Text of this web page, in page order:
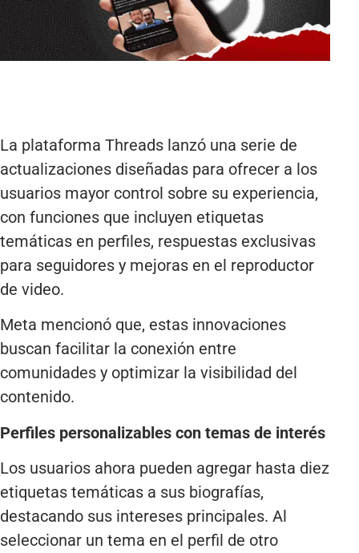
La plataforma Threads lanzó una serie de
actualizaciones diseñadas para ofrecer a los
usuarios mayor control sobre su experiencia,
con funciones que incluyen etiquetas
temáticas en perfiles, respuestas exclusivas
para seguidores y mejoras en el reproductor
de video.
Meta mencionó que, estas innovaciones
buscan facilitar la conexión entre
comunidades y optimizar la visibilidad del
contenido.
Perfiles personalizables con temas de interés
Los usuarios ahora pueden agregar hasta diez
etiquetas temáticas a sus biografías,
destacando sus intereses principales. Al
seleccionar un tema en el perfil de otro